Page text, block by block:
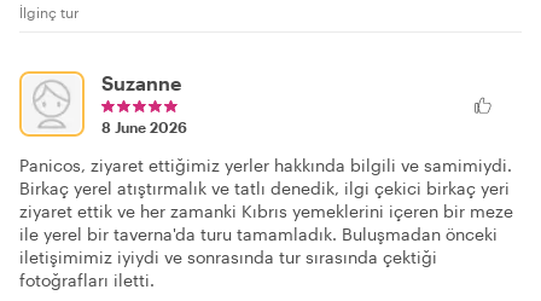
İlginç tur
Suzanne
8 June 2026
Panicos, ziyaret ettiğimiz yerler hakkında bilgili ve samimiydi.
Birkaç yerel atıştırmalık ve tatlı denedik, ilgi çekici birkaç yeri
ziyaret ettik ve her zamanki Kıbrıs yemeklerini içeren bir meze
ile yerel bir taverna'da turu tamamladık. Buluşmadan önceki
iletişimimiz iyiydi ve sonrasında tur sırasında çektiği
fotoğrafları iletti.